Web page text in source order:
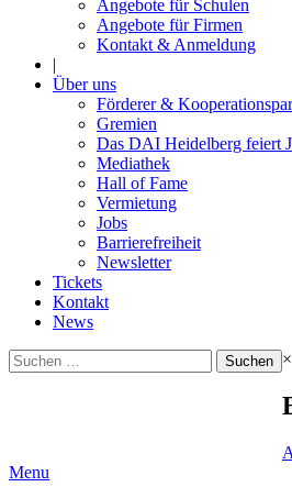
Angebote für Schulen
Angebote für Firmen
Kontakt & Anmeldung
|
Über uns
Förderer &
Gremien
Das DAI Heidelberg feiert
Mediathek
Hall of Fame
Vermietung
Jobs
Barrierefreiheit
Newsletter
Tickets
Kontakt
News
Suchen
nach:
×
Menu